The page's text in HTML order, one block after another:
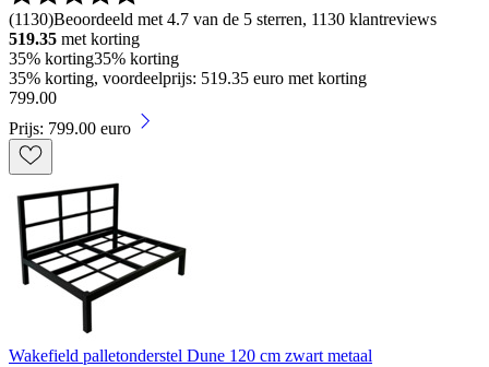
(1130)Beoordeeld met 4.7 van de 5 sterren, 1130 klantreviews
519.35 met korting
35% korting35% korting
35% korting, voordeelprijs: 519.35 euro met korting
799.00
Prijs: 799.00 euro
Wakefield palletonderstel Dune 120 cm zwart metaal